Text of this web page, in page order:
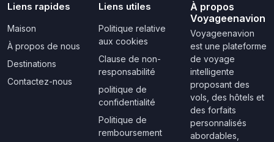
Liens rapides
Maison
À propos de nous
Destinations
Contactez-nous
Liens utiles
Politique relative
aux cookies
Clause de non-
responsabilité
politique de
confidentialité
Politique de
remboursement
À propos
Voyageenavion
Voyageenavion
est une plateforme
de voyage
intelligente
proposant des
vols, des hôtels et
des forfaits
personnalisés
abordables,